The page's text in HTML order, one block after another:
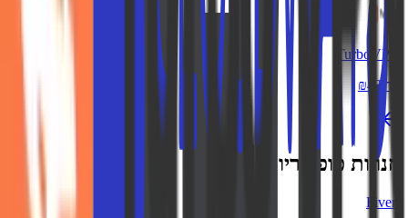
TurboVPN
עד ₪43
חנויות פופולריות
Fiverr